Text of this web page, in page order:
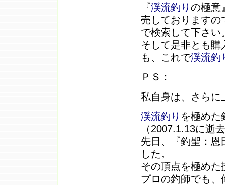
『渓流釣り の極意
売しておりますの
で検索して下さい
そして是非とも
も、これで渓流釣
ＰＳ：
私自身は、さらに
渓流釣り を極めた
（2007.1.13に逝
先日、『釣聖：
した。
その頂点を極め
プロの釣師でも、